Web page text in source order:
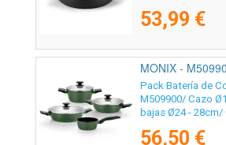
53,99 €
MONIX -
Pack Batería de
M509900/ Cazo
bajas Ø24 -
Inducción
56,50 €